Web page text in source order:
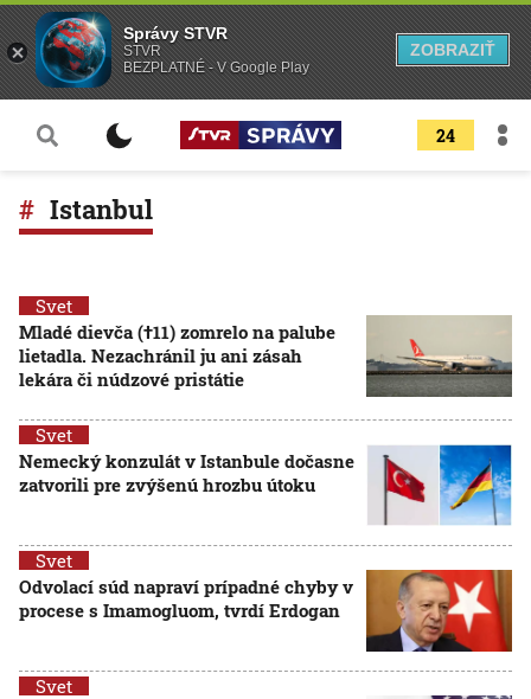
24
Istanbul
Svet
Mladé dievča (†11) zomrelo na palube
lietadla. Nezachránil ju ani zásah
lekára či núdzové pristátie
Svet
Nemecký konzulát v Istanbule dočasne
zatvorili pre zvýšenú hrozbu útoku
Svet
Odvolací súd napraví prípadné chyby v
procese s Imamogluom, tvrdí Erdogan
Svet
Správy STVR
STVR
BEZPLATNÉ - V Google Play
ZOBRAZIŤ